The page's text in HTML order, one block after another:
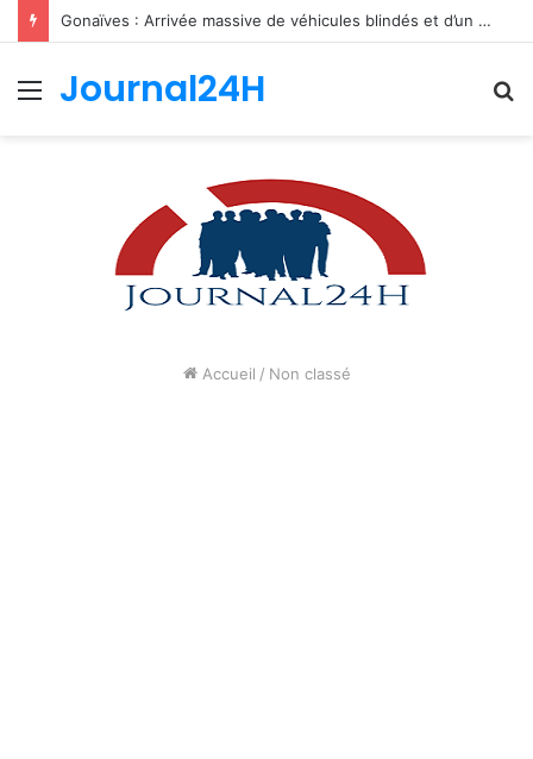
Gonaïves : Arrivée massive de véhicules blindés et d’un contingent sri-lankais de la FRG dans l’Artibonite
Menu
Journal24H
Accueil / Non classé